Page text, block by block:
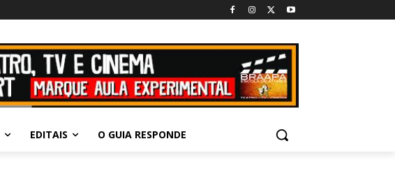
EDITAIS O GUIA RESPONDE